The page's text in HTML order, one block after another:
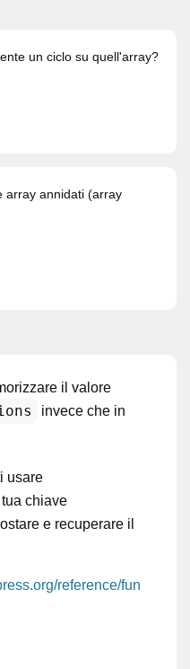
un ciclo su quell'array?
array annidati (array
il valore
invece che in
usare
chiave
e recuperare il
reference/fun